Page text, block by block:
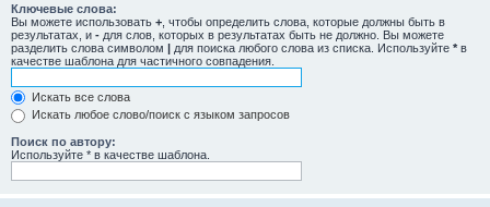
Ключевые слова:
Вы можете использовать + , чтобы определить слова, которые должны быть в
результатах, и - для слов, которых в результатах быть не должно. Вы можете
разделить слова символом | для поиска любого слова из списка. Используйте * в
качестве шаблона для частичного совпадения.
Искать все слова
Искать любое слово/поиск с языком запросов
Поиск по автору:
Используйте * в качестве шаблона.